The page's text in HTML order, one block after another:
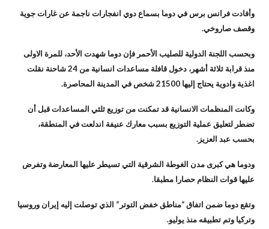
وأفادت فرانس برس في دوما بسماع دوي انفجارات ناجمة عن غارات جوية
وقصف صاروخي.
وبحسب اللجنة الدولية للصليب الأحمر فإن دوما شهدت الأحد، للمرة الاولى
منذ قرابة ثلاثة أشهر، دخول قافلة مساعدات انسانية من 24 شاحنة نقلت
اغذية وادوية يحتاج إليها 21500 شخص في المدينة المحاصرة.
وكانت المنظمات الانسانية قد تمكنت من توزيع ثلثي المساعدات قبل أن
تضطر لتعليق عملية التوزيع بسبب معارك عنيفة اندلعت في المنطقة،
بحسب عبد العزيز.
ودوما هي كبرى مدن الغوطة الشرقية التي تسيطر عليها المعارضة وتفرض
عليها قوات النظام حصارا مطبقا.
وتقع دوما ضمن اتفاق “مناطق خفض التوتر” الذي توصلت إليه إيران وروسيا
وتركيا وتم تطبيقه منذ يوليو.